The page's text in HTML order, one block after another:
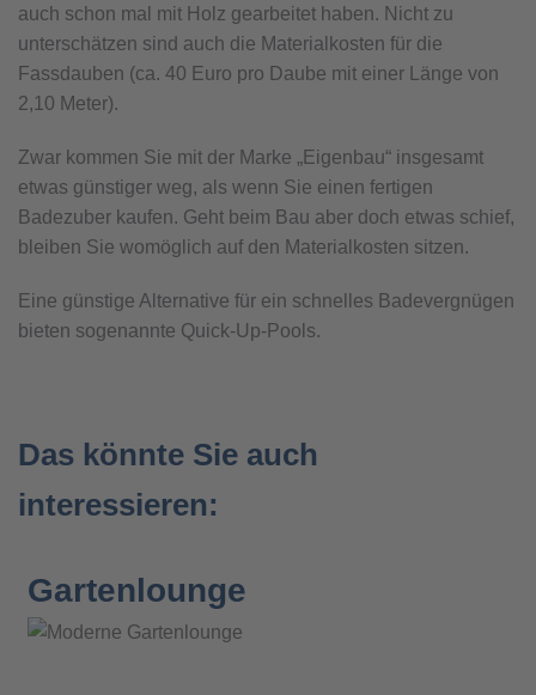
auch schon mal mit Holz gearbeitet haben. Nicht zu
unterschätzen sind auch die Materialkosten für die
Fassdauben (ca. 40 Euro pro Daube mit einer Länge von
2,10 Meter).
Zwar kommen Sie mit der Marke „Eigenbau“ insgesamt
etwas günstiger weg, als wenn Sie einen fertigen
Badezuber kaufen. Geht beim Bau aber doch etwas schief,
bleiben Sie womöglich auf den Materialkosten sitzen.
Eine günstige Alternative für ein schnelles Badevergnügen
bieten sogenannte Quick-Up-Pools.
Das könnte Sie auch
interessieren:
Gartenlounge